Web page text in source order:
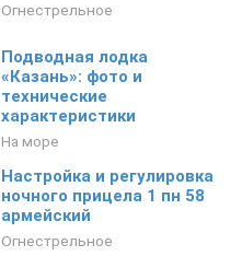
Огнестрельное
Подводная лодка
«Казань»: фото и
технические
характеристики
На море
Настройка и регулировка
ночного прицела 1 пн 58
армейский
Огнестрельное